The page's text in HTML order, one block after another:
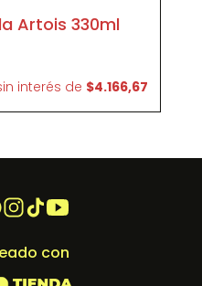
Artois 330ml
interés de $4.166,67
con